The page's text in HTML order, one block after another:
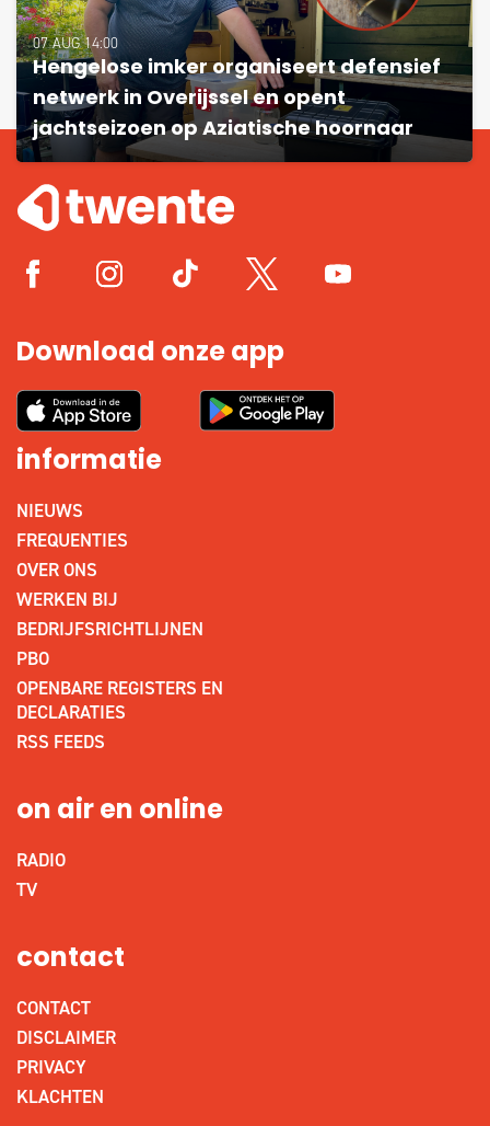
07 AUG 14:00
Hengelose imker organiseert defensief
netwerk in Overijssel en opent
jachtseizoen op Aziatische hoornaar
Download onze app
informatie
NIEUWS
FREQUENTIES
OVER ONS
WERKEN BIJ
BEDRIJFSRICHTLIJNEN
PBO
OPENBARE REGISTERS EN
DECLARATIES
RSS FEEDS
on air en online
RADIO
TV
contact
CONTACT
DISCLAIMER
PRIVACY
KLACHTEN